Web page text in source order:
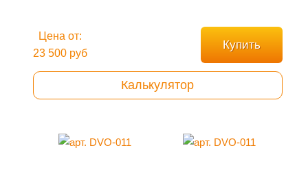
Цена от:
23 500 руб
Купить
Калькулятор